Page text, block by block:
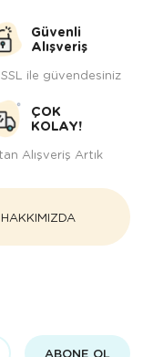
Güvenli
Alışveriş
ile güvendesiniz
ÇOK
KOLAY!
Alışveriş Artık
HAKKIMIZDA
ABONE OL